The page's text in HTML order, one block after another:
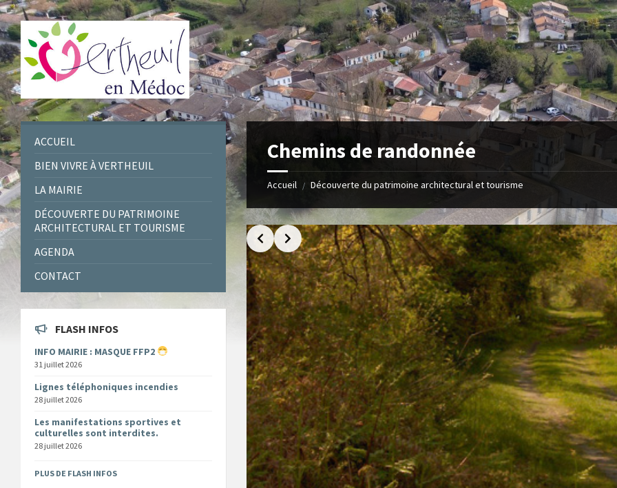
Skip
to
content
Skip
to
left
sidebar
Skip
to
footer
Chemins de randonnée
Accueil / Découverte du patrimoine architectural et tourisme
ACCUEIL
BIEN VIVRE À VERTHEUIL
LA MAIRIE
DÉCOUVERTE DU PATRIMOINE
ARCHITECTURAL ET TOURISME
AGENDA
CONTACT
FLASH INFOS
INFO MAIRIE : MASQUE FFP2
31 juillet 2026
Lignes téléphoniques incendies
28 juillet 2026
Les manifestations sportives et
culturelles sont interdites.
28 juillet 2026
PLUS DE FLASH INFOS